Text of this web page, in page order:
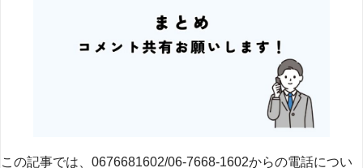
この記事では、0676681602/06-7668-1602からの電話につい